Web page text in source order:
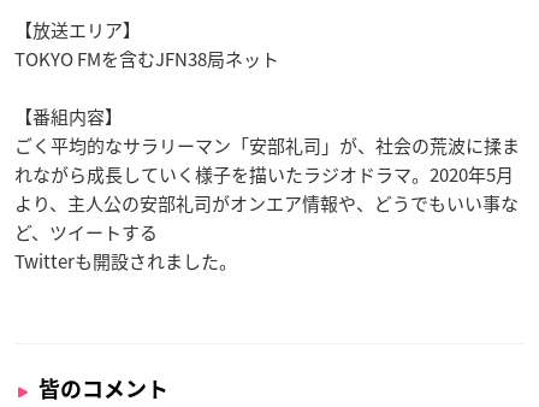
【放送エリア】
TOKYO FMを含むJFN38局ネット
【番組内容】
ごく平均的なサラリーマン「安部礼司」が、社会の荒波に揉ま
れながら成長していく様子を描いたラジオドラマ。2020年5月
より、主人公の安部礼司がオンエア情報や、どうでもいい事な
ど、ツイートする
Twitterも開設されました。
皆のコメント